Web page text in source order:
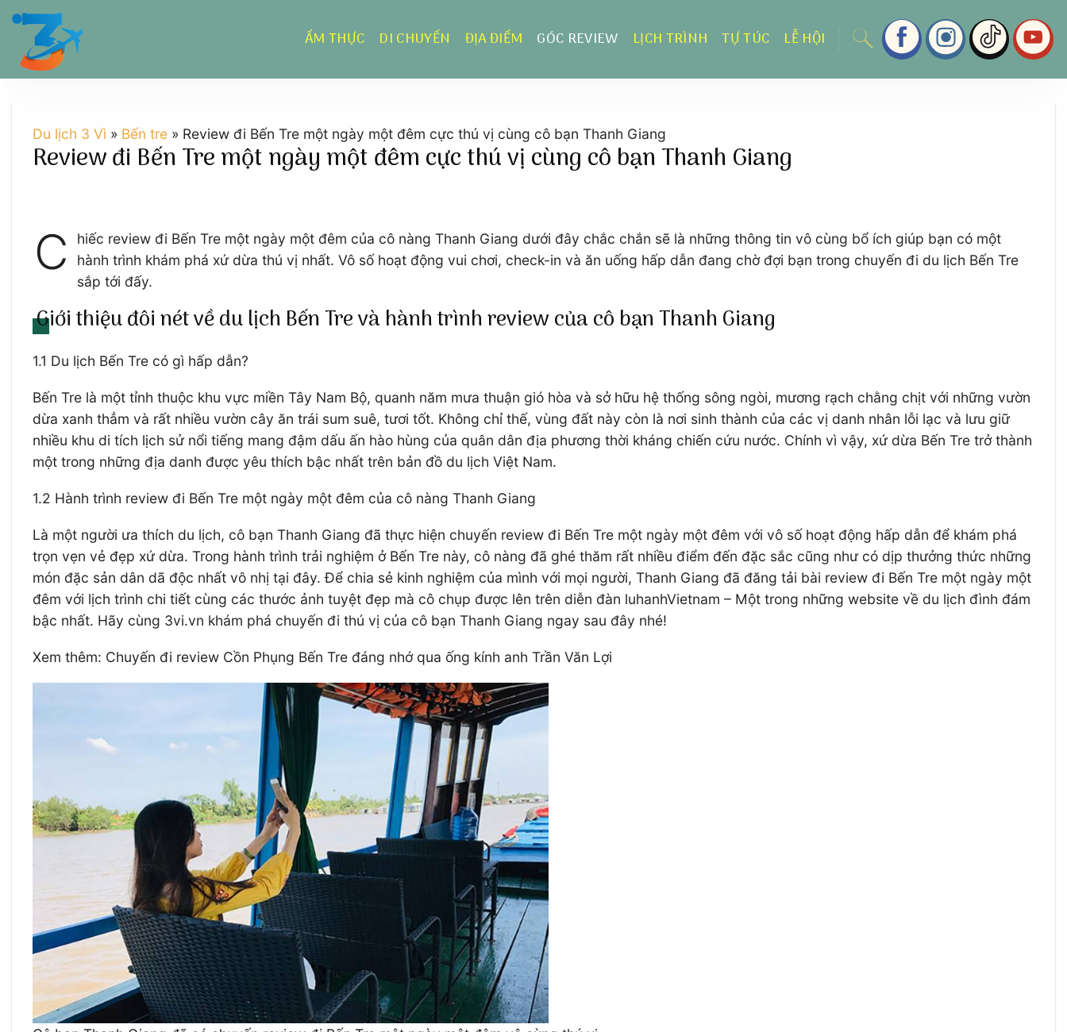
Chuyển
dung
ẨM THỰC DI CHUYỂN ĐỊA ĐIỂM GÓC REVIEW LỊCH TRÌNH TỰ TÚC LỄ HỘI
Du lịch 3 Vì » Bến tre » Review đi Bến Tre một ngày một đêm cực thú vị cùng cô bạn Thanh Giang
Review đi Bến Tre một ngày một đêm cực thú vị cùng cô bạn Thanh Giang
C
hiếc review đi Bến Tre một ngày một đêm của cô nàng Thanh Giang dưới đây chắc chắn sẽ là những thông tin vô cùng bổ ích giúp bạn có một
hành trình khám phá xứ dừa thú vị nhất. Vô số hoạt động vui chơi, check-in và ăn uống hấp dẫn đang chờ đợi bạn trong chuyến đi du lịch Bến Tre
sắp tới đấy.
Giới thiệu đôi nét về du lịch Bến Tre và hành trình review của cô bạn Thanh Giang
1.1 Du lịch Bến Tre có gì hấp dẫn?
Bến Tre là một tỉnh thuộc khu vực miền Tây Nam Bộ, quanh năm mưa thuận gió hòa và sở hữu hệ thống sông ngòi, mương rạch chằng chịt với những vườn
dừa xanh thẳm và rất nhiều vườn cây ăn trái sum suê, tươi tốt. Không chỉ thế, vùng đất này còn là nơi sinh thành của các vị danh nhân lỗi lạc và lưu giữ
nhiều khu di tích lịch sử nổi tiếng mang đậm dấu ấn hào hùng của quân dân địa phương thời kháng chiến cứu nước. Chính vì vậy, xứ dừa Bến Tre trở thành
một trong những địa danh được yêu thích bậc nhất trên bản đồ du lịch Việt Nam.
1.2 Hành trình review đi Bến Tre một ngày một đêm của cô nàng Thanh Giang
Là một người ưa thích du lịch, cô bạn Thanh Giang đã thực hiện chuyến review đi Bến Tre một ngày một đêm với vô số hoạt động hấp dẫn để khám phá
trọn vẹn vẻ đẹp xứ dừa. Trong hành trình trải nghiệm ở Bến Tre này, cô nàng đã ghé thăm rất nhiều điểm đến đặc sắc cũng như có dịp thưởng thức những
món đặc sản dân dã độc nhất vô nhị tại đây. Để chia sẻ kinh nghiệm của mình với mọi người, Thanh Giang đã đăng tải bài review đi Bến Tre một ngày một
đêm với lịch trình chi tiết cùng các thước ảnh tuyệt đẹp mà cô chụp được lên trên diễn đàn luhanhVietnam – Một trong những website về du lịch đình đám
bậc nhất. Hãy cùng 3vi.vn khám phá chuyến đi thú vị của cô bạn Thanh Giang ngay sau đây nhé!
Xem thêm: Chuyến đi review Cồn Phụng Bến Tre đáng nhớ qua ống kính anh Trần Văn Lợi